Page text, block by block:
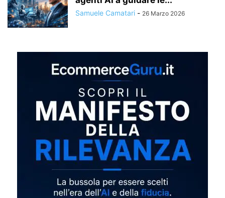
Samuele Camatari - 26 Marzo 2026